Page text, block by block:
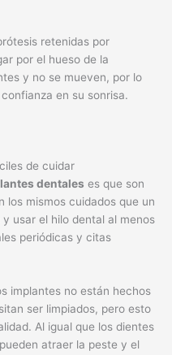
retenidas por
por el hueso de la
y no se mueven, por lo
en su sonrisa.
de cuidar
dentales es que son
los mismos cuidados que un
usar el hilo dental al menos
periódicas y citas
implantes no están hechos
ser limpiados, pero esto
Al igual que los dientes
atraer la peste y el